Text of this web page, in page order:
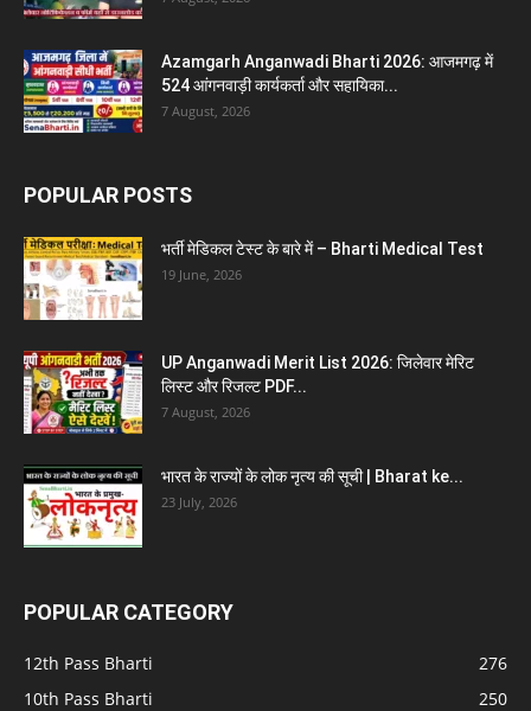
Azamgarh Anganwadi Bharti 2026: आजमगढ़ में
524 आंगनवाड़ी कार्यकर्ता और सहायिका...
7 August, 2026
POPULAR POSTS
भर्ती मेडिकल टेस्ट के बारे में – Bharti Medical Test
19 June, 2026
UP Anganwadi Merit List 2026: जिलेवार मेरिट
लिस्ट और रिजल्ट PDF...
7 August, 2026
भारत के राज्यों के लोक नृत्य की सूची | Bharat ke...
23 July, 2026
POPULAR CATEGORY
12th Pass Bharti
276
10th Pass Bharti
250